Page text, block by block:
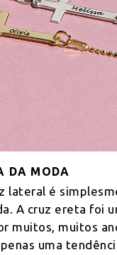
DA MODA
lateral é
A cruz ereta foi
muitos, muitos
uma